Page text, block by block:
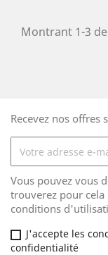
Montrant 1-3
Recevez nos offres
Vous pouvez vous
trouverez pour
conditions
J'accepte les
confidentialité